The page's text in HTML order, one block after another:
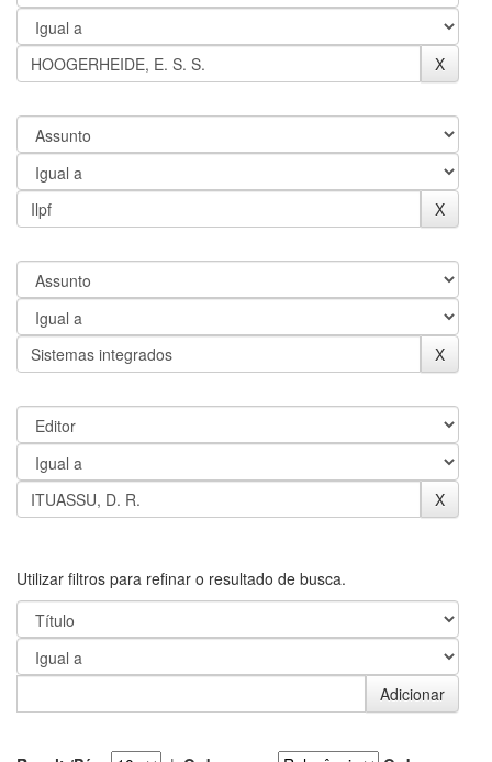
Utilizar filtros para refinar o resultado de busca.